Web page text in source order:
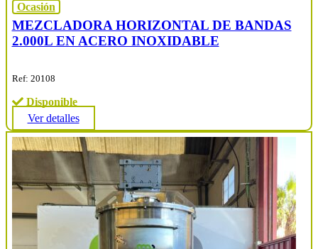
Ocasión
MEZCLADORA HORIZONTAL DE BANDAS
2.000L EN ACERO INOXIDABLE
Ref: 20108
Disponible
Ver detalles